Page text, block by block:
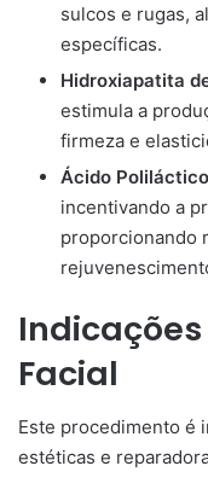
sulcos e rugas,
específicas.​
Hidroxiapatita
estimula a
firmeza e
Ácido Poliláctico
incentivando a
proporcionando
Facial
Este procedimento é
estéticas e